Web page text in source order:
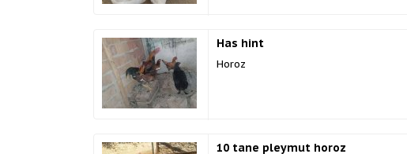
Has hint
Horoz
10 tane pleymut horoz